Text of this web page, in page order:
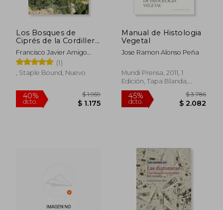
Los Bosques de
Ciprés de la Cordillera
de Chile y Argentina:
Estudio Geobotánico
Francisco Javier Amigo
V&Aacute;Zquez
(1)
, Staple Bound, Nuevo
Manual de Histologia
Vegetal
Jose Ramon Alonso Peña
Mundi Prensa, 2011, 1
Edición, Tapa Blanda,
Nuevo
45%